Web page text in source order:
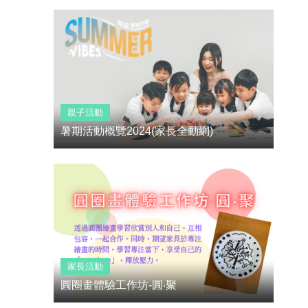
親子活動
暑期活動概覽2024(家長全動網)
家長活動
圓圈畫體驗工作坊-圓‧聚